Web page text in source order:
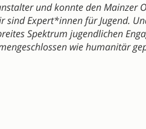
und konnte den Mainzer
sind Expert*innen für Jugend.
Spektrum jugendlichen
wie humanitär